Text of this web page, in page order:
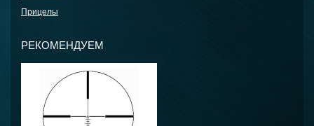
Прицелы
РЕКОМЕНДУЕМ